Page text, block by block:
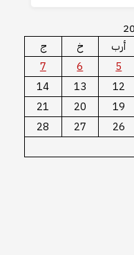
أرب خ
ج
5
6
7
12
13
14
19
20
21
26
27
28